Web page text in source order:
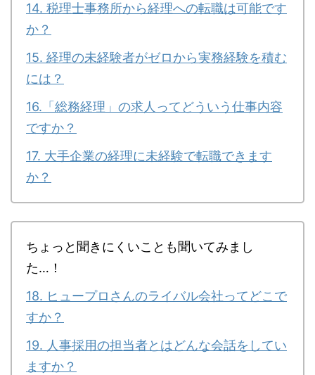
14. 税理士事務所から経理への転職は可能です
か？
15. 経理の未経験者がゼロから実務経験を積む
には？
16.「総務経理」の求人ってどういう仕事内容
ですか？
17. 大手企業の経理に未経験で転職できます
か？
ちょっと聞きにくいことも聞いてみまし
た…！
18. ヒュープロさんのライバル会社ってどこで
すか？
19. 人事採用の担当者とはどんな会話をしてい
ますか？